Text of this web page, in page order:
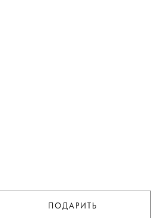
ПОДАРИТЬ